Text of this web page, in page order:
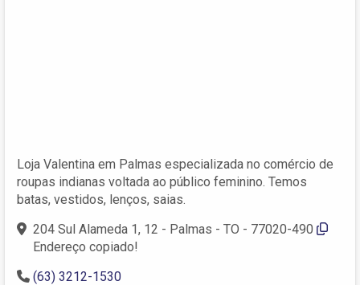
Loja Valentina em Palmas especializada no comércio de
roupas indianas voltada ao público feminino. Temos
batas, vestidos, lenços, saias.
204 Sul Alameda 1, 12 - Palmas - TO - 77020-490
Endereço copiado!
(63) 3212-1530